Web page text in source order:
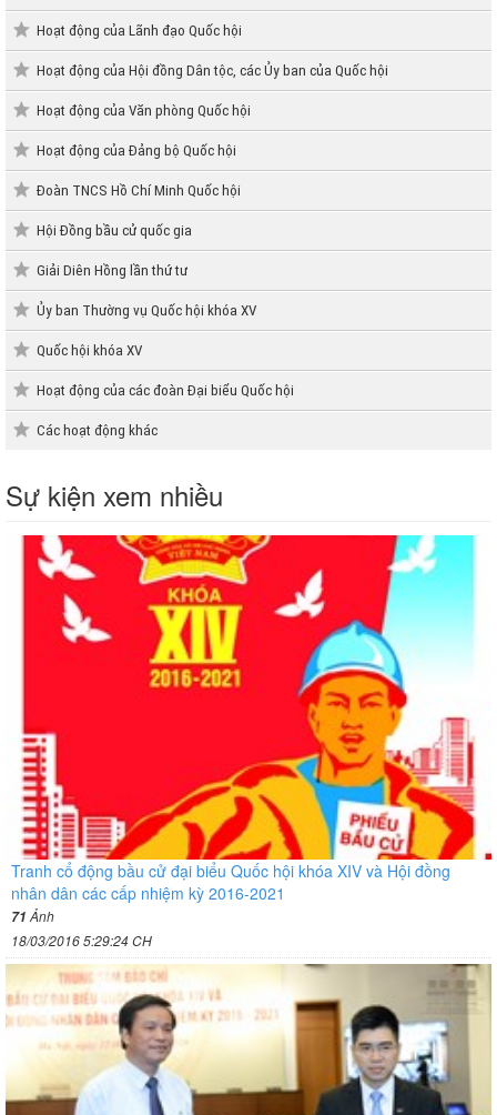
Hoạt động của Lãnh đạo Quốc hội
Hoạt động của Hội đồng Dân tộc, các Ủy ban của Quốc hội
Hoạt động của Văn phòng Quốc hội
Hoạt động của Đảng bộ Quốc hội
Đoàn TNCS Hồ Chí Minh Quốc hội
Hội Đồng bầu cử quốc gia
Giải Diên Hồng lần thứ tư
Ủy ban Thường vụ Quốc hội khóa XV
Quốc hội khóa XV
Hoạt động của các đoàn Đại biểu Quốc hội
Các hoạt động khác
Sự kiện xem nhiều
Tranh cổ động bầu cử đại biểu Quốc hội khóa XIV và Hội đồng
nhân dân các cấp nhiệm kỳ 2016-2021
71 Ảnh
18/03/2016 5:29:24 CH